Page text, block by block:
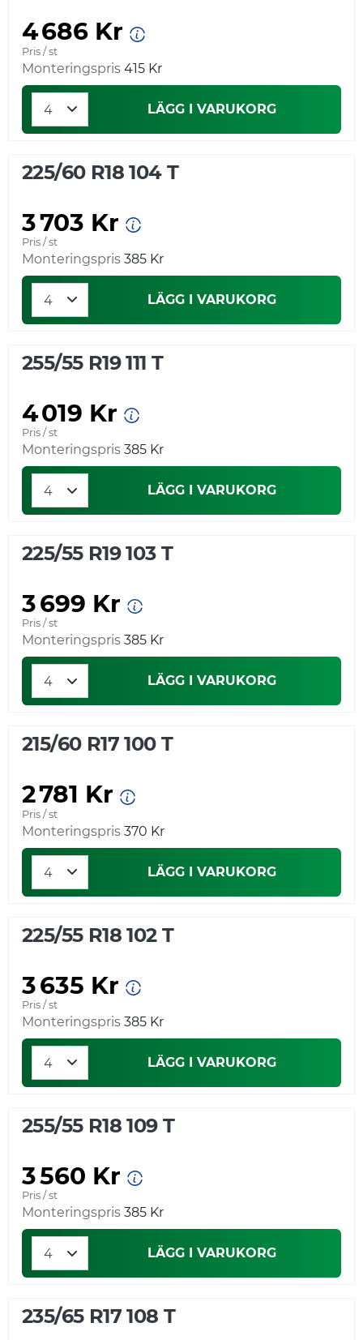
4 686 Kr
Pris / st
Monteringspris 415 Kr
LÄGG I VARUKORG
225/60 R18 104 T
3 703 Kr
Pris / st
Monteringspris 385 Kr
LÄGG I VARUKORG
255/55 R19 111 T
4 019 Kr
Pris / st
Monteringspris 385 Kr
LÄGG I VARUKORG
225/55 R19 103 T
3 699 Kr
Pris / st
Monteringspris 385 Kr
LÄGG I VARUKORG
215/60 R17 100 T
2 781 Kr
Pris / st
Monteringspris 370 Kr
LÄGG I VARUKORG
225/55 R18 102 T
3 635 Kr
Pris / st
Monteringspris 385 Kr
LÄGG I VARUKORG
255/55 R18 109 T
3 560 Kr
Pris / st
Monteringspris 385 Kr
LÄGG I VARUKORG
235/65 R17 108 T